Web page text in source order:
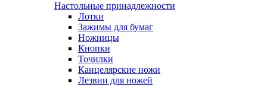
Настольные принадлежности
Лотки
Зажимы для бумаг
Ножницы
Кнопки
Точилки
Канцелярские ножи
Лезвии для ножей